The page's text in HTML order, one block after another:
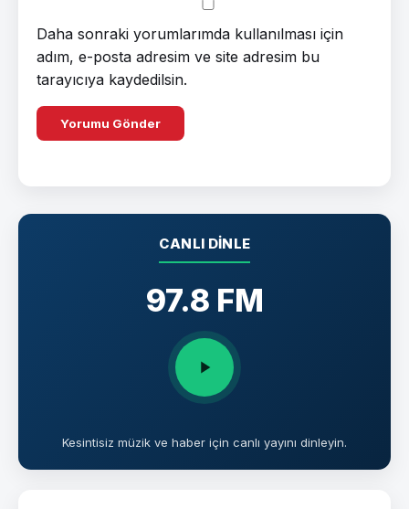
Daha sonraki yorumlarımda kullanılması için
adım, e-posta adresim ve site adresim bu
tarayıcıya kaydedilsin.
CANLI DINLE
97.8 FM
Kesintisiz müzik ve haber için canlı yayını dinleyin.